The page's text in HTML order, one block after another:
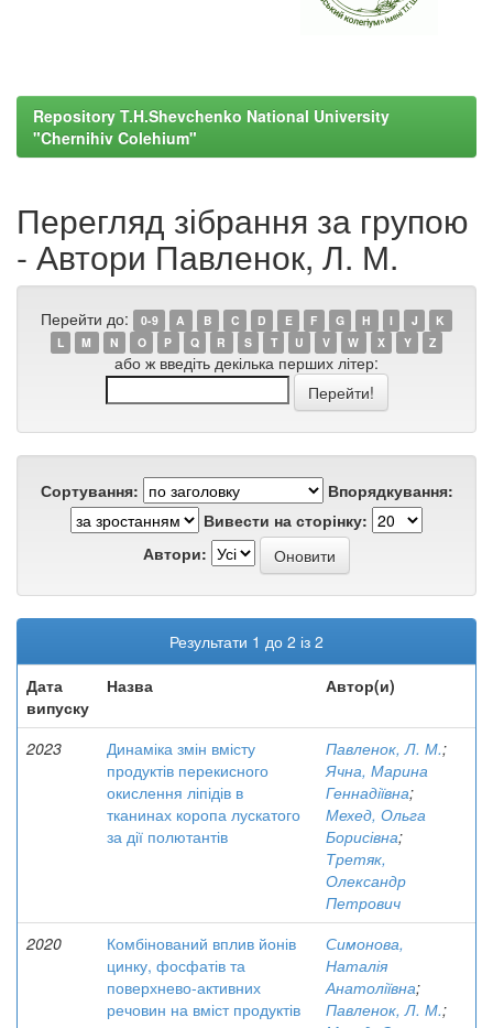
Repository T.H.Shevchenko National University
"Chernihiv Colehium"
Перегляд зібрання за групою
- Автори Павленок, Л. М.
Перейти до: 0-9 A B C D E F G H I J
K
L
M N O P Q R S T U V W X Y Z
або ж введіть декілька перших літер:
Сортування:
Впорядкування:
Вивести на сторінку:
Автори:
Результати 1 до 2 із 2
Дата
випуску
Назва Автор(и)
2023
Динаміка змін вмісту
продуктів перекисного
окислення ліпідів в
тканинах коропа лускатого
за дії полютантів
Павленок, Л. М.;
Ячна, Марина
Геннадіївна;
Мехед, Ольга
Борисівна;
Третяк,
Олександр
Петрович
2020
Комбінований вплив йонів
цинку, фосфатів та
поверхнево-активних
речовин на вміст продуктів
Симонова,
Наталія
Анатоліївна;
Павленок, Л. М.;